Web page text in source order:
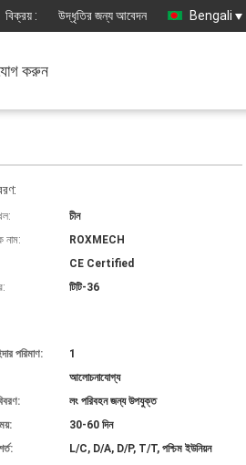
বিক্রয় : উদ্ধৃতির জন্য আবেদন Bengali
করুন
চীন
নাম:
ROXMECH
CE Certified
টিটি-36
পরিমাণ:
1
আলোচনাযোগ্য
লং পরিবহন জন্য উপযুক্ত
30-60 দিন
L/C, D/A, D/P, T/T, পশ্চিম ইউনিয়ন